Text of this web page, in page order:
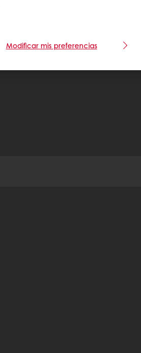
Modificar mis preferencias